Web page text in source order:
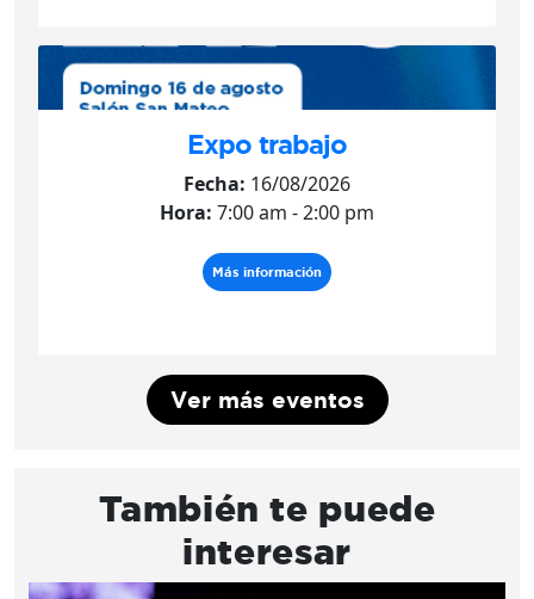
Expo trabajo
Fecha: 16/08/2026
Hora: 7:00 am - 2:00 pm
Más información
Ver más eventos
También te puede
interesar